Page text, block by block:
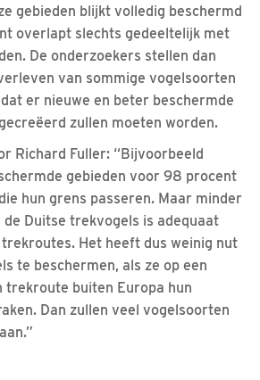
gebieden blijkt volledig beschermd
overlapt slechts gedeeltelijk met
De onderzoekers stellen dan
van sommige vogelsoorten
er nieuwe en beter beschermde
zullen moeten worden.
Richard Fuller: “Bijvoorbeeld
gebieden voor 98 procent
hun grens passeren. Maar minder
de Duitse trekvogels is adequaat
Het heeft dus weinig nut
te beschermen, als ze op een
trekroute buiten Europa hun
Dan zullen veel vogelsoorten